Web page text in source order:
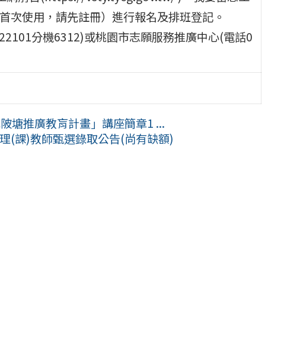
次使用，請先註冊）進行報名及排班登記。
分機6312)或桃園市志願服務推廣中心(電話0
塘推廣教肓計畫」講座簡章1 ...
(課)教師甄選錄取公告(尚有缺額)